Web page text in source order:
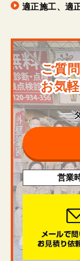
適正施工、適
ご質
お気
営業